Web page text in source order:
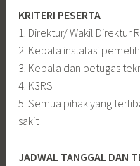
KRITERI PESERTA
1. Direktur/ Wakil Direktur
2. Kepala instalasi
3. Kepala dan petugas
4. K3RS
5. Semua pihak yang
sakit
JADWAL TANGGAL DAN